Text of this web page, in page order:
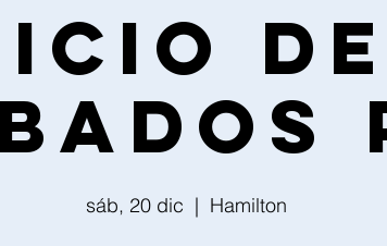
sáb, 20 dic
  |
Hamilton